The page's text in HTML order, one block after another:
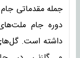
دوره جام
داشته است.